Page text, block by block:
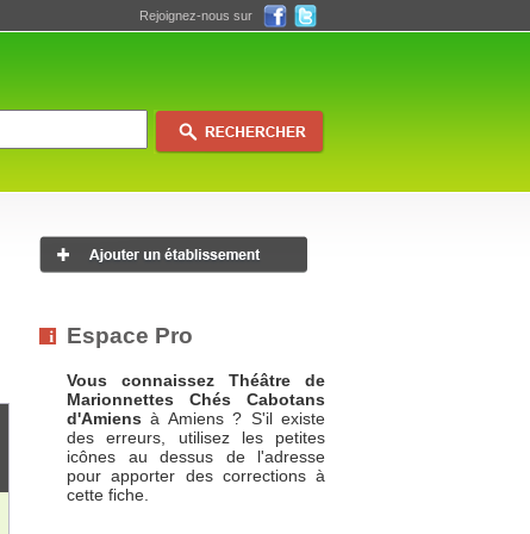
Rejoignez-nous sur
Espace Pro
Vous connaissez Théâtre de
Marionnettes Chés Cabotans
d'Amiensà Amiens ? S'il existe
des erreurs, utilisez les petites
icônes au dessus de l'adresse
pour apporter des corrections à
cette fiche.